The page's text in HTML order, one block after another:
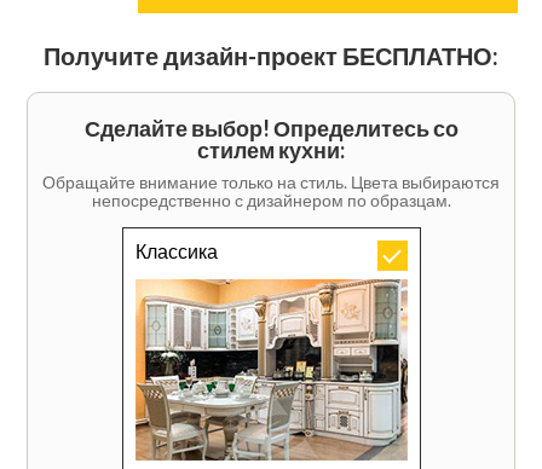
Получите дизайн-проект БЕСПЛАТНО:
Сделайте выбор! Определитесь со
стилем кухни:
Обращайте внимание только на стиль. Цвета выбираются
непосредственно с дизайнером по образцам.
Классика